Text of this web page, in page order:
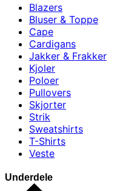
Blazers
Bluser & Toppe
Cape
Cardigans
Jakker & Frakker
Kjoler
Poloer
Pullovers
Skjorter
Strik
Sweatshirts
T-Shirts
Veste
Underdele